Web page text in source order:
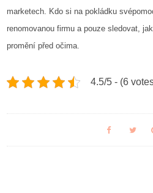
marketech. Kdo si na pokládku
renomovanou firmu a pouze sledovat,
promění před očima.
4.5/5 - (6